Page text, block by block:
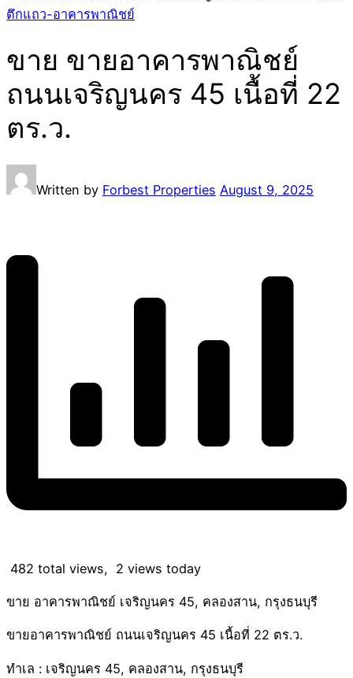
ตึกแถว-อาคารพาณิชย์
ขาย ขายอาคารพาณิชย์
ถนนเจริญนคร 45 เนื้อที่ 22
ตร.ว.
Written by Forbest Properties August 9, 2025
482 total views, 2 views today
ขาย อาคารพาณิชย์ เจริญนคร 45, คลองสาน, กรุงธนบุรี
ขายอาคารพาณิชย์ ถนนเจริญนคร 45 เนื้อที่ 22 ตร.ว.
ทำเล : เจริญนคร 45, คลองสาน, กรุงธนบุรี